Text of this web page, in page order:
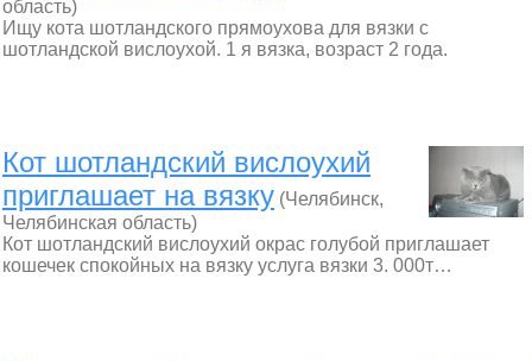
область)
Ищу кота шотландского прямоухова для вязки с
шотландской вислоухой. 1 я вязка, возраст 2 года.
Кот шотландский вислоухий
приглашает на вязку (Челябинск,
Челябинская область)
Кот шотландский вислоухий окрас голубой приглашает
кошечек спокойных на вязку услуга вязки 3. 000т…